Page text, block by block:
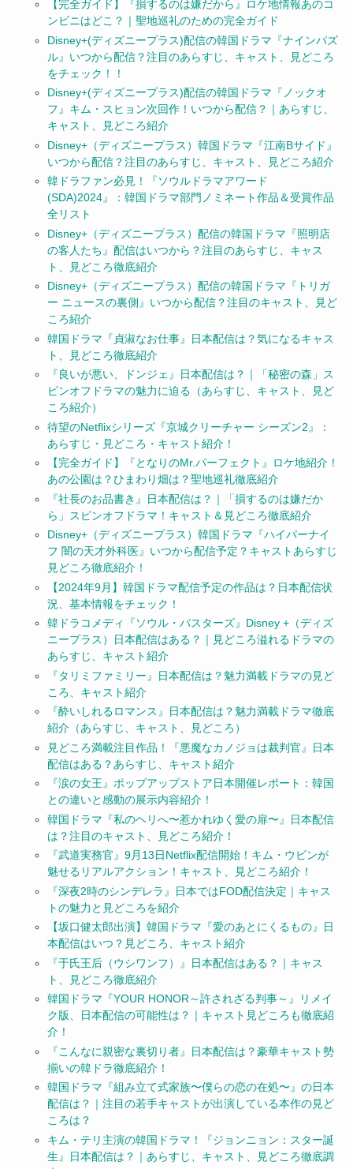
【完全ガイド】『損するのは嫌だから』ロケ地情報あのコ
ンビニはどこ？｜聖地巡礼のための完全ガイド
Disney+(ディズニープラス)配信の韓国ドラマ『ナインパズ
ル』いつから配信？注目のあらすじ、キャスト、見どころ
をチェック！！
Disney+(ディズニープラス)配信の韓国ドラマ『ノックオ
フ』キム・スヒョン次回作！いつから配信？｜あらすじ、
キャスト、見どころ紹介
Disney+（ディズニープラス）韓国ドラマ『江南Bサイド』
いつから配信？注目のあらすじ、キャスト、見どころ紹介
韓ドラファン必見！『ソウルドラマアワード
(SDA)2024』：韓国ドラマ部門ノミネート作品＆受賞作品
全リスト
Disney+（ディズニープラス）配信の韓国ドラマ『照明店
の客人たち』配信はいつから？注目のあらすじ、キャス
ト、見どころ徹底紹介
Disney+（ディズニープラス）配信の韓国ドラマ『トリガ
ー ニュースの裏側』いつから配信？注目のキャスト、見ど
ころ紹介
韓国ドラマ『貞淑なお仕事』日本配信は？気になるキャス
ト、見どころ徹底紹介
『良いが悪い、ドンジェ』日本配信は？｜「秘密の森」ス
ピンオフドラマの魅力に迫る（あらすじ、キャスト、見ど
ころ紹介）
待望のNetflixシリーズ『京城クリーチャー シーズン2』：
あらすじ・見どころ・キャスト紹介！
【完全ガイド】『となりのMr.パーフェクト』ロケ地紹介！
あの公園は？ひまわり畑は？聖地巡礼徹底紹介
『社長のお品書き』日本配信は？｜「損するのは嫌だか
ら」スピンオフドラマ！キャスト＆見どころ徹底紹介
Disney+（ディズニープラス）韓国ドラマ『ハイパーナイ
フ 闇の天才外科医』いつから配信予定？キャストあらすじ
見どころ徹底紹介！
【2024年9月】韓国ドラマ配信予定の作品は？日本配信状
況、基本情報をチェック！
韓ドラコメディ『ソウル・バスターズ』Disney +（ディズ
ニープラス）日本配信はある？｜見どころ溢れるドラマの
あらすじ、キャスト紹介
『タリミファミリー』日本配信は？魅力満載ドラマの見ど
ころ、キャスト紹介
『酔いしれるロマンス』日本配信は？魅力満載ドラマ徹底
紹介（あらすじ、キャスト、見どころ）
見どころ満載注目作品！『悪魔なカノジョは裁判官』日本
配信はある？あらすじ、キャスト紹介
『涙の女王』ポップアップストア日本開催レポート：韓国
との違いと感動の展示内容紹介！
韓国ドラマ『私のヘリへ〜惹かれゆく愛の扉〜』日本配信
は？注目のキャスト、見どころ紹介！
『武道実務官』9月13日Netflix配信開始！キム・ウビンが
魅せるリアルアクション！キャスト、見どころ紹介！
『深夜2時のシンデレラ』日本ではFOD配信決定｜キャス
トの魅力と見どころを紹介
【坂口健太郎出演】韓国ドラマ『愛のあとにくるもの』日
本配信はいつ？見どころ、キャスト紹介
『于氏王后（ウシワンフ）』日本配信はある？｜キャス
ト、見どころ徹底紹介
韓国ドラマ『YOUR HONOR～許されざる判事～』リメイ
ク版、日本配信の可能性は？｜キャスト見どころも徹底紹
介！
『こんなに親密な裏切り者』日本配信は？豪華キャスト勢
揃いの韓ドラ徹底紹介！
韓国ドラマ『組み立て式家族〜僕らの恋の在処〜』の日本
配信は？｜注目の若手キャストが出演している本作の見ど
ころは？
キム・テリ主演の韓国ドラマ！『ジョンニョン：スター誕
生』日本配信は？｜あらすじ、キャスト、見どころ徹底調